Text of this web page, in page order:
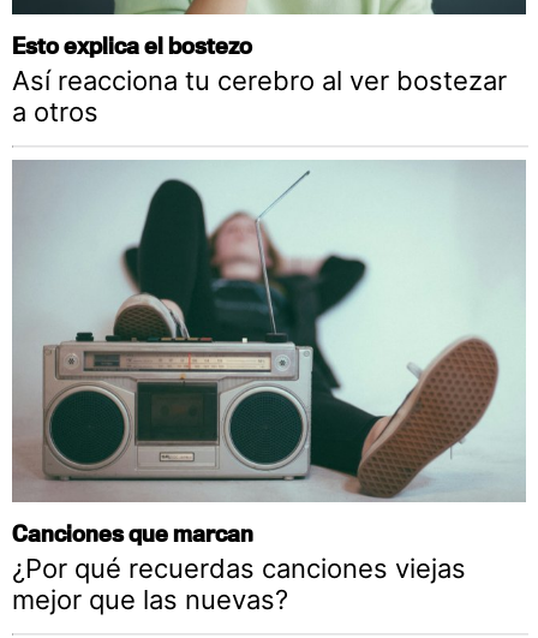
Esto explica el bostezo
Así reacciona tu cerebro al ver bostezar
a otros
Canciones que marcan
¿Por qué recuerdas canciones viejas
mejor que las nuevas?